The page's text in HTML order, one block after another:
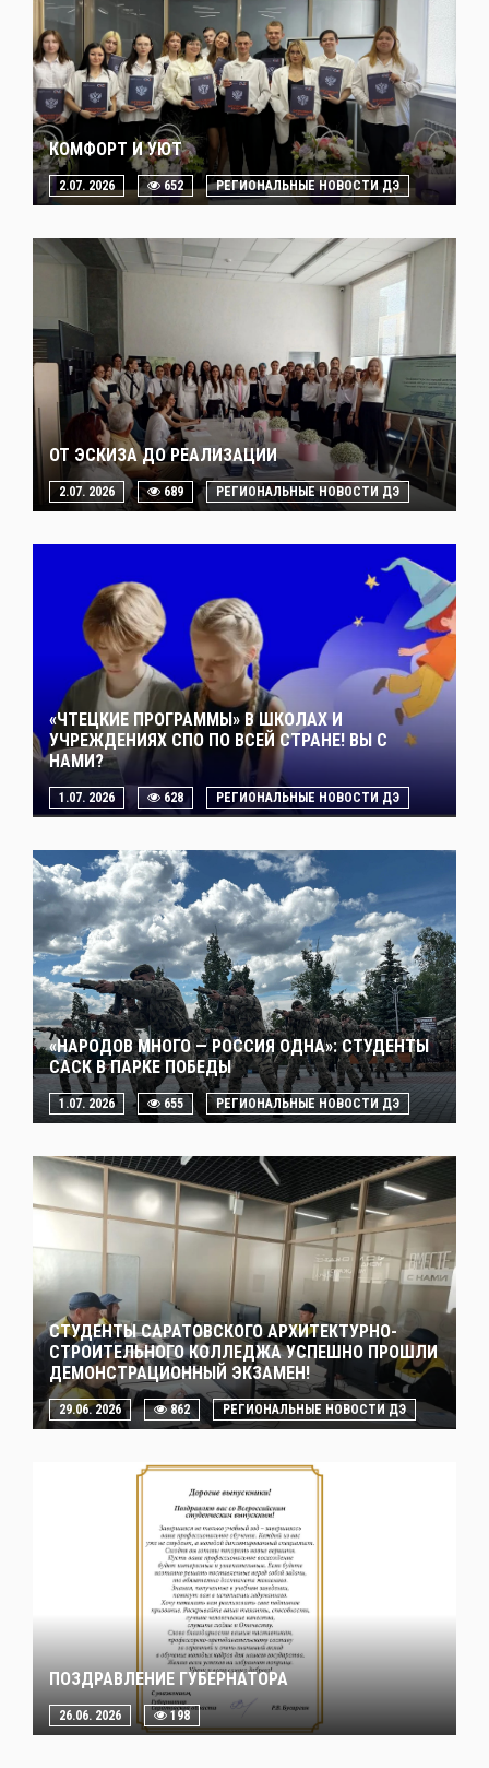
КОМФОРТ И УЮТ
2.07. 2026 652 РЕГИОНАЛЬНЫЕ НОВОСТИ ДЭ
ОТ ЭСКИЗА ДО РЕАЛИЗАЦИИ
2.07. 2026 689 РЕГИОНАЛЬНЫЕ НОВОСТИ ДЭ
«ЧТЕЦКИЕ ПРОГРАММЫ» В ШКОЛАХ И
УЧРЕЖДЕНИЯХ СПО ПО ВСЕЙ СТРАНЕ! ВЫ С
НАМИ?
1.07. 2026 628 РЕГИОНАЛЬНЫЕ НОВОСТИ ДЭ
«НАРОДОВ МНОГО — РОССИЯ ОДНА»: СТУДЕНТЫ
САСК В ПАРКЕ ПОБЕДЫ
1.07. 2026 655 РЕГИОНАЛЬНЫЕ НОВОСТИ ДЭ
СТУДЕНТЫ САРАТОВСКОГО АРХИТЕКТУРНО-
СТРОИТЕЛЬНОГО КОЛЛЕДЖА УСПЕШНО ПРОШЛИ
ДЕМОНСТРАЦИОННЫЙ ЭКЗАМЕН!
29.06. 2026 862 РЕГИОНАЛЬНЫЕ НОВОСТИ ДЭ
ПОЗДРАВЛЕНИЕ ГУБЕРНАТОРА
26.06. 2026 198